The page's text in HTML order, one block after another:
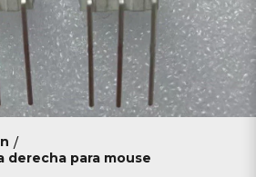
/
derecha para mouse